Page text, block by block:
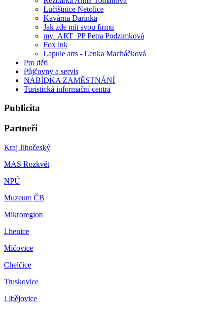
Lučištnice Netolice
Kavárna Darinka
Jak zde mít svou firmu
my_ART_PP Petra Podzimková
Fox ink
Lapule arts - Lenka Macháčková
Pro děti
Půjčovny a servis
NABÍDKA ZAMĚSTNÁNÍ
Turistická informační centra
Publicita
Partneři
Kraj Jihočeský
MAS Rozkvět
NPÚ
Muzeum ČB
Mikroregion
Lhenice
Mičovice
Chelčice
Truskovice
Libějovice